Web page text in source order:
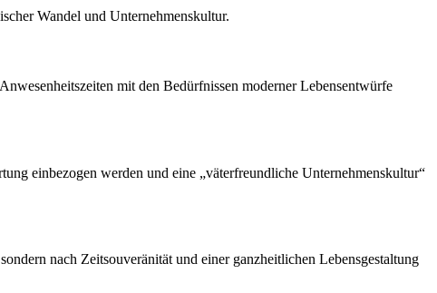
Wandel und Unternehmenskultur.
mit den Bedürfnissen moderner Lebensentwürfe
einbezogen werden und eine „väterfreundliche Unternehmenskultur“
nach Zeitsouveränität und einer ganzheitlichen Lebensgestaltung